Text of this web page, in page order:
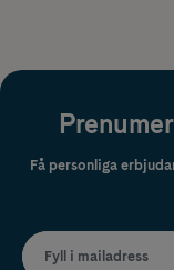
Få personliga
Fyll i mailadress